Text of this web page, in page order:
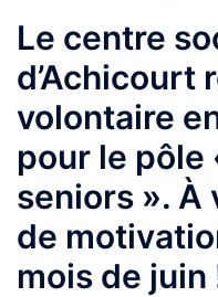
Le centre
d’Achicourt
volontaire
pour le pôle
seniors ». À
de
mois de juin